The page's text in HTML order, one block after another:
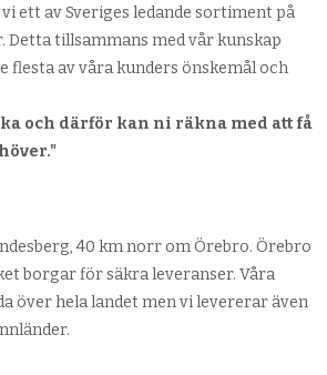
ett av Sveriges ledande sortiment på
Detta tillsammans med vår kunskap
flesta av våra kunders önskemål och
och därför kan ni räkna med att få
40 km norr om Örebro. Örebro
borgar för säkra leveranser. Våra
över hela landet men vi levererar även